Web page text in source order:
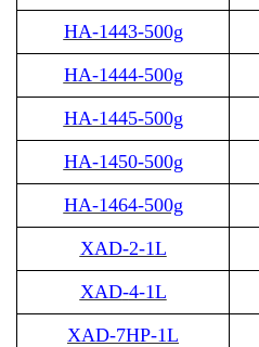
HA-1443-500g
HA-1444-500g
HA-1445-500g
HA-1450-500g
HA-1464-500g
XAD-2-1L
XAD-4-1L
XAD-7HP-1L